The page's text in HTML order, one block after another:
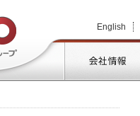
English